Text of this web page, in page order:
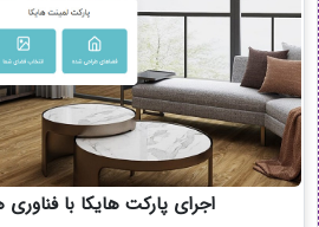
اجرای پارکت هایکا با